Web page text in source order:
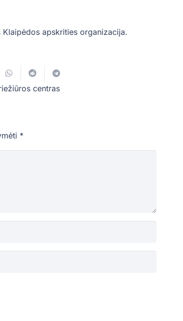
apskrities organizacija.
centras
*